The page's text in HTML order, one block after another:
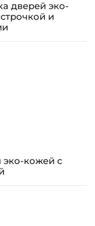
дверей эко-
и
эко-кожей с